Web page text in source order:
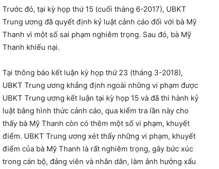
Trước đó, tại kỳ họp thứ 15 (cuối tháng 6-2017), UBKT
Trung ương đã quyết định kỷ luật cảnh cáo đối với bà Mỹ
Thanh vì một số sai phạm nghiêm trọng. Sau đó, bà Mỹ
Thanh khiếu nại.
Tại thông báo kết luận kỳ họp thứ 23 (tháng 3-2018),
UBKT Trung ương khẳng định ngoài những vi phạm được
UBKT Trung ương kết luận tại kỳ họp 15 và đã thi hành kỷ
luật bằng hình thức cảnh cáo, qua kiểm tra lần này cho
thấy bà Mỹ Thanh còn có thêm một số vi phạm, khuyết
điểm. UBKT Trung ương xét thấy những vi phạm, khuyết
điểm của bà Mỹ Thanh là rất nghiêm trọng, gây bức xúc
trong cán bộ, đảng viên và nhân dân, làm ảnh hưởng xấu